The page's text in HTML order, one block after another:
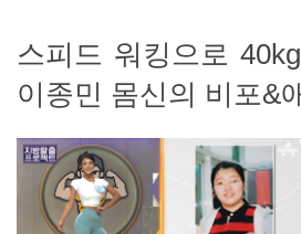
스피드 워킹으로
이종민 몸신의 비포&